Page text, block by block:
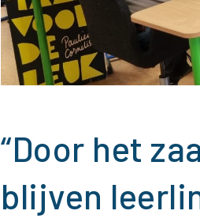
“Door het
blijven